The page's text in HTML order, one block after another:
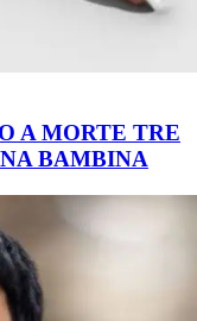
A MORTE TRE
BAMBINA